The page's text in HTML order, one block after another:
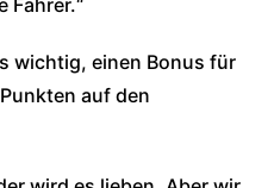
wichtig, einen Bonus für
auf den